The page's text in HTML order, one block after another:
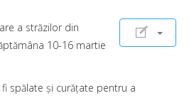
a străzilor din
10-16 martie
spălate şi curăţate pentru a